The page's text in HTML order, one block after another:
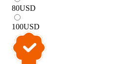
80USD
100USD